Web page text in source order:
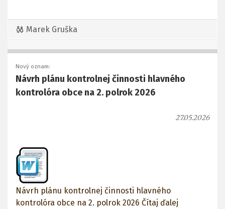
Marek Gruška
Nový oznam:
Návrh plánu kontrolnej činnosti hlavného
kontrolóra obce na 2. polrok 2026
27.05.2026
Návrh plánu kontrolnej činnosti hlavného
kontrolóra obce na 2. polrok 2026 Čítaj ďalej